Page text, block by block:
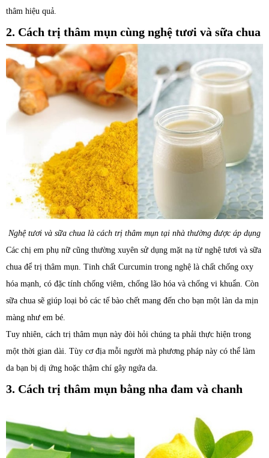
thâm hiệu quả.
2. Cách trị thâm mụn cùng nghệ tươi và sữa chua
Nghệ tươi và sữa chua là cách trị thâm mụn tại nhà thường được áp dụng
Các chị em phụ nữ cũng thường xuyên sử dụng mặt nạ từ nghệ tươi và sữa
chua để trị thâm mụn. Tinh chất Curcumin trong nghệ là chất chống oxy
hóa mạnh, có đặc tính chống viêm, chống lão hóa và chống vi khuẩn. Còn
sữa chua sẽ giúp loại bỏ các tế bào chết mang đến cho bạn một làn da mịn
màng như em bé.
Tuy nhiên, cách trị thâm mụn này đòi hỏi chúng ta phải thực hiện trong
một thời gian dài. Tùy cơ địa mỗi người mà phương pháp này có thể làm
da bạn bị dị ứng hoặc thậm chí gây ngứa da.
3. Cách trị thâm mụn bằng nha đam và chanh